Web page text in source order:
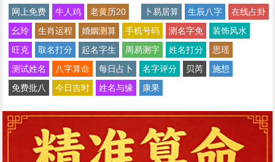
网上免费 牛人鸡 老黄历20 卜易居算 生辰八字
在线占卦
幺玲
生肖运程 婚姻测算 手机号码 测名字免
装饰风水
旺克
取名打分 起名字生 周易测字 姓名打分
思瑶
测试姓名
八字算命 每日占卜 名字评分 贝芮
施想
免费批八
今日吉时 姓名与缘 康果